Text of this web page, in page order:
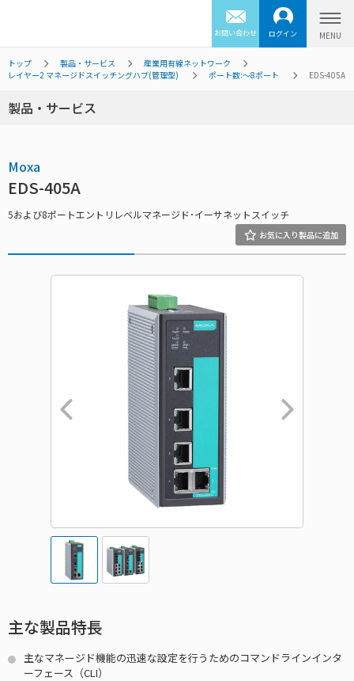
お問い合わせ ログイン
トップ 製品・サービス
産業用有線ネットワーク
レイヤー2 マネージドスイッチングハブ(管理型)
ポート数:～8ポート EDS-405A
製品・サービス
Moxa
EDS-405A
5および8ポートエントリレベルマネージド･イーサネットスイッチ
主な製品特長
主なマネージド機能の迅速な設定を行うためのコマンドラインインタ
ーフェース（CLI）